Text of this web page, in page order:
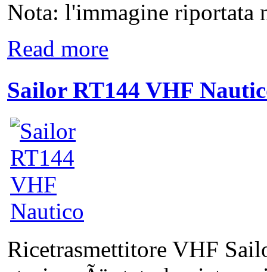
Nota: l'immagine riportata
Read more
Sailor RT144 VHF
Ricetrasmettitore VHF